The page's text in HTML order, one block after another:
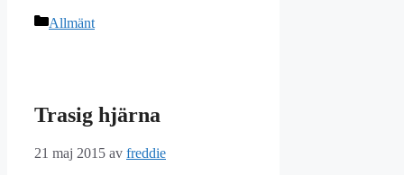
Kategorier
Allmänt
Trasig hjärna
21 maj 2015 av freddie